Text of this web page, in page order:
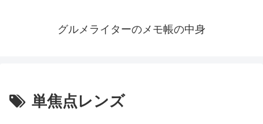
グルメライターのメモ帳の中身
単焦点レンズ